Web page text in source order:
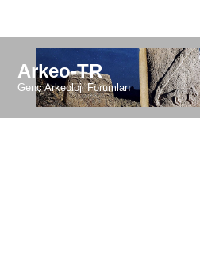
Arkeo-TR
Genç Arkeoloji Forumları